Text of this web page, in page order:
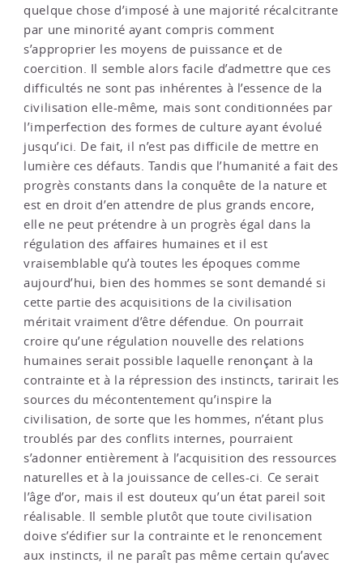
quelque chose d’imposé à une majorité récalcitrante
par une minorité ayant compris comment
s’approprier les moyens de puissance et de
coercition. Il semble alors facile d’admettre que ces
difficultés ne sont pas inhérentes à l’essence de la
civilisation elle-même, mais sont conditionnées par
l’imperfection des formes de culture ayant évolué
jusqu’ici. De fait, il n’est pas difficile de mettre en
lumière ces défauts. Tandis que l’humanité a fait des
progrès constants dans la conquête de la nature et
est en droit d’en attendre de plus grands encore,
elle ne peut prétendre à un progrès égal dans la
régulation des affaires humaines et il est
vraisemblable qu’à toutes les époques comme
aujourd’hui, bien des hommes se sont demandé si
cette partie des acquisitions de la civilisation
méritait vraiment d’être défendue. On pourrait
croire qu’une régulation nouvelle des relations
humaines serait possible laquelle renonçant à la
contrainte et à la répression des instincts, tarirait les
sources du mécontentement qu’inspire la
civilisation, de sorte que les hommes, n’étant plus
troublés par des conflits internes, pourraient
s’adonner entièrement à l’acquisition des ressources
naturelles et à la jouissance de celles-ci. Ce serait
l’âge d’or, mais il est douteux qu’un état pareil soit
réalisable. Il semble plutôt que toute civilisation
doive s’édifier sur la contrainte et le renoncement
aux instincts, il ne paraît pas même certain qu’avec